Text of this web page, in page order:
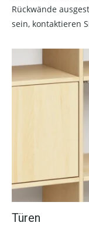
Rückwände
sein, kontaktieren
Türen